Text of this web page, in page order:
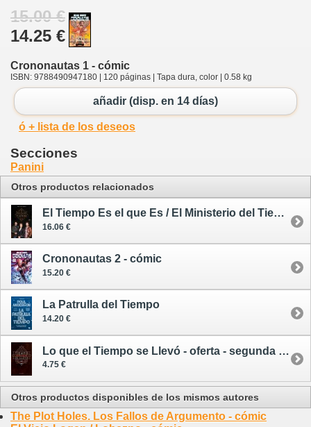
15.00 €
14.25 €
Crononautas 1 - cómic
ISBN: 9788490947180 | 120 páginas | Tapa dura, color | 0.58 kg
añadir (disp. en 14 días)
ó + lista de los deseos
Secciones
Panini
Otros productos relacionados
El Tiempo Es el que Es / El Ministerio del Tiempo - rústica
16.06 €
Crononautas 2 - cómic
15.20 €
La Patrulla del Tiempo
14.20 €
Lo que el Tiempo se Llevó - oferta - segunda mano
4.75 €
Otros productos disponibles de los mismos autores
The Plot Holes. Los Fallos de Argumento - cómic